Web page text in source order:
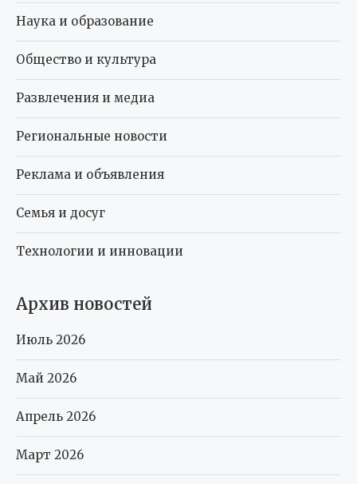
Наука и образование
Общество и культура
Развлечения и медиа
Региональные новости
Реклама и объявления
Семья и досуг
Технологии и инновации
Архив новостей
Июль 2026
Май 2026
Апрель 2026
Март 2026